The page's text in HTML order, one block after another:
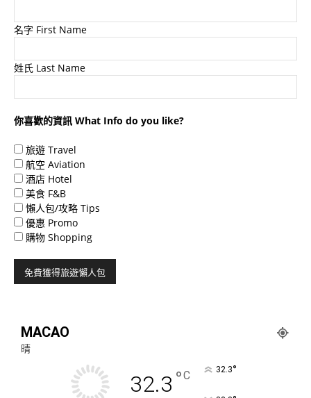
名字 First Name
姓氏 Last Name
你喜歡的資訊 What Info do you like?
旅遊 Travel
航空 Aviation
酒店 Hotel
美食 F&B
懶人包/攻略 Tips
優惠 Promo
購物 Shopping
MACAO
晴
32.3 °C 32.3°